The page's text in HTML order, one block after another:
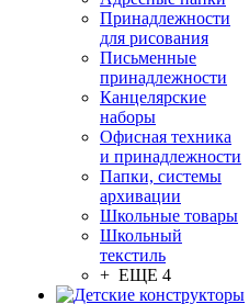
Принадлежности
для рисования
Письменные
принадлежности
Канцелярские
наборы
Офисная техника
и принадлежности
Папки, системы
архивации
Школьные товары
Школьный
текстиль
+ ЕЩЕ 4